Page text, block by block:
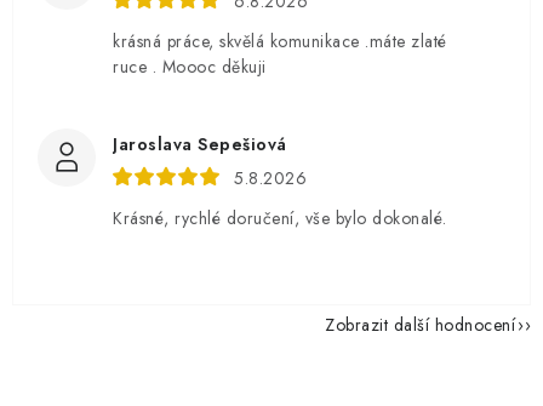
krásná práce, skvělá komunikace .máte zlaté
ruce . Moooc děkuji
Jaroslava Sepešiová
5.8.2026
Krásné, rychlé doručení, vše bylo dokonalé.
Zobrazit další hodnocení